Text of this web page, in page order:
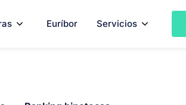
Euríbor Servicios